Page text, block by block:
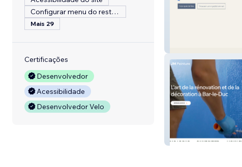
Configurar menu do restaurante
Mais 29
Certificações
Desenvolvedor
Acessibilidade
Desenvolvedor Velo
JM Peinture